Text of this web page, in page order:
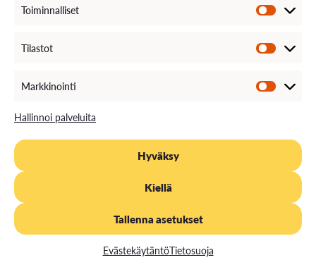
Toiminnalliset
Tilastot
Markkinointi
Hallinnoi palveluita
Hyväksy
Kiellä
Tallenna asetukset
EvästekäytäntöTietosuoja
elämäntilanteestasi, arjen toimivuudesta, jaksamisesta
kuraattoriimme. Opiskeluiden aikana esiin tulevia
aloittamisen tai loppuunsaattamisen vaikeus,
keskittyminen, motivaatio, stressi tai jännittäminen.
Kuraattorilta voit pyytää tukea myös
Lue lisää tai varaa aika